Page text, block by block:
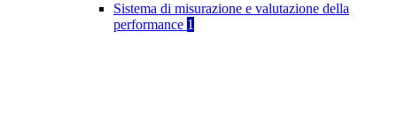
Sistema di misurazione e valutazione della
performance 1